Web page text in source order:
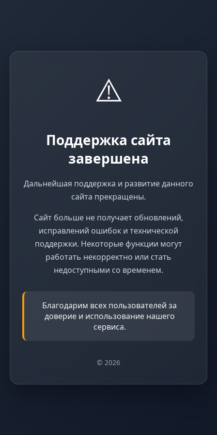
⚠️
Поддержка сайта
завершена
Дальнейшая поддержка и развитие данного
сайта прекращены.
Сайт больше не получает обновлений,
исправлений ошибок и технической
поддержки. Некоторые функции могут
работать некорректно или стать
недоступными со временем.
Благодарим всех пользователей за
доверие и использование нашего
сервиса.
© 2026